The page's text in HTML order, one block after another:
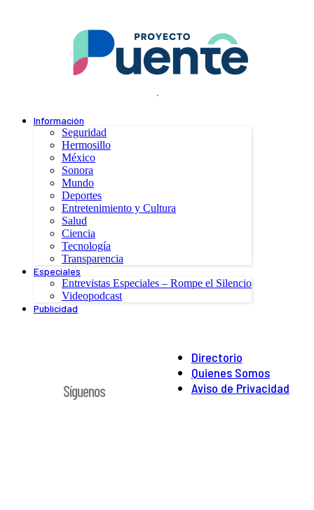
.
Información
Seguridad
Hermosillo
México
Sonora
Mundo
Deportes
Entretenimiento y Cultura
Salud
Ciencia
Tecnología
Transparencia
Especiales
Entrevistas Especiales – Rompe el Silencio
Videopodcast
Publicidad
Directorio
Quienes Somos
Aviso de Privacidad
Síguenos